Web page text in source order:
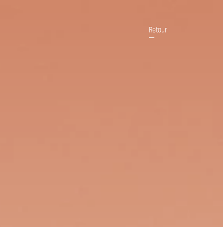
Retour